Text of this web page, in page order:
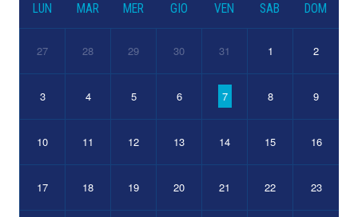
LUN MAR MER GIO VEN SAB DOM
27 28 29 30 31 1 2
3 4 5 6 7 8 9
10 11 12 13 14 15 16
17 18 19 20 21 22 23